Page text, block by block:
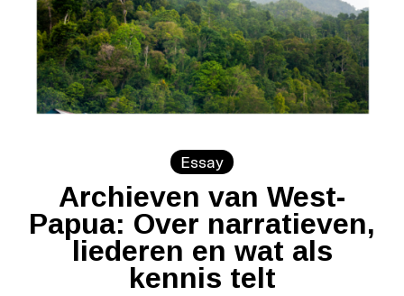
Essay
Archieven van West-
Papua: Over narratieven,
liederen en wat als
kennis telt